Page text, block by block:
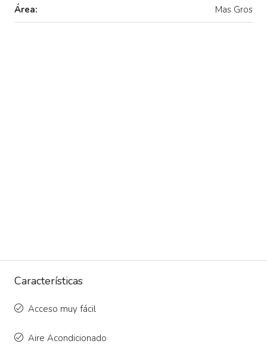
Área: Mas Gros
Características
Acceso muy fácil
Aire Acondicionado